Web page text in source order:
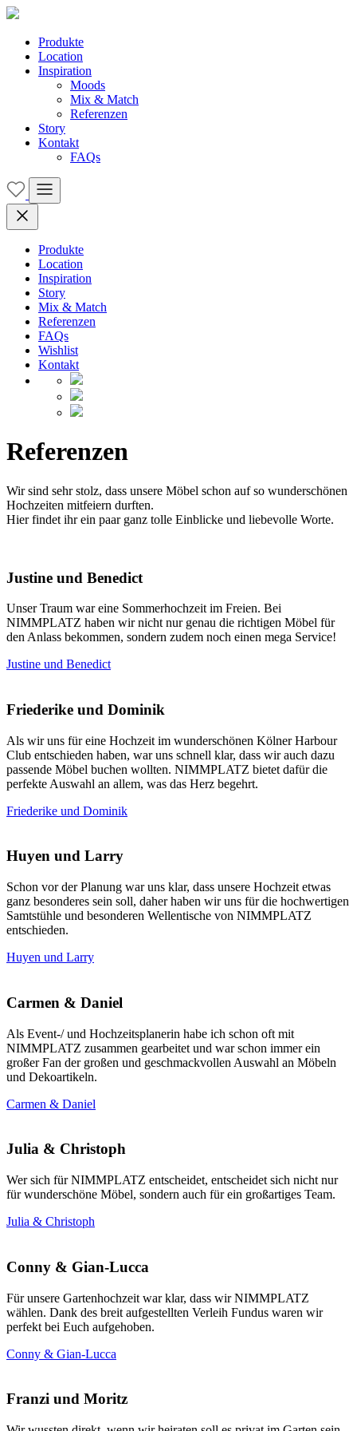
Produkte
Location
Inspiration
Moods
Mix & Match
Referenzen
Story
Kontakt
FAQs
Produkte
Location
Inspiration
Story
Mix & Match
Referenzen
FAQs
Wishlist
Kontakt
Referenzen
Wir sind sehr stolz, dass unsere Möbel schon auf so wunderschönen
Hochzeiten mitfeiern durften.
Hier findet ihr ein paar ganz tolle Einblicke und liebevolle Worte.
Justine und Benedict
Unser Traum war eine Sommerhochzeit im Freien. Bei
NIMMPLATZ haben wir nicht nur genau die richtigen Möbel für
den Anlass bekommen, sondern zudem noch einen mega Service!
Justine und Benedict
Friederike und Dominik
Als wir uns für eine Hochzeit im wunderschönen Kölner Harbour
Club entschieden haben, war uns schnell klar, dass wir auch dazu
passende Möbel buchen wollten. NIMMPLATZ bietet dafür die
perfekte Auswahl an allem, was das Herz begehrt.
Friederike und Dominik
Huyen und Larry
Schon vor der Planung war uns klar, dass unsere Hochzeit etwas
ganz besonderes sein soll, daher haben wir uns für die hochwertigen
Samtstühle und besonderen Wellentische von NIMMPLATZ
entschieden.
Huyen und Larry
Carmen & Daniel
Als Event-/ und Hochzeitsplanerin habe ich schon oft mit
NIMMPLATZ zusammen gearbeitet und war schon immer ein
großer Fan der großen und geschmackvollen Auswahl an Möbeln
und Dekoartikeln.
Carmen & Daniel
Julia & Christoph
Wer sich für NIMMPLATZ entscheidet, entscheidet sich nicht nur
für wunderschöne Möbel, sondern auch für ein großartiges Team.
Julia & Christoph
Conny & Gian-Lucca
Für unsere Gartenhochzeit war klar, dass wir NIMMPLATZ
wählen. Dank des breit aufgestellten Verleih Fundus waren wir
perfekt bei Euch aufgehoben.
Conny & Gian-Lucca
Franzi und Moritz